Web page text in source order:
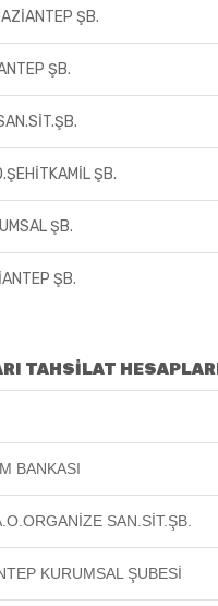
ŞB.
ŞB.
ŞB.
ŞB.
ŞB.
TAHSİLAT
BANKASI
SAN.SİT.ŞB.
KURUMSAL ŞUBESİ